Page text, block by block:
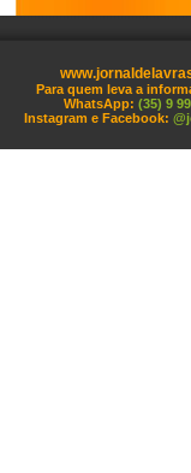
Para quem leva a
WhatsApp: (35) 9
Instagram e Facebook: